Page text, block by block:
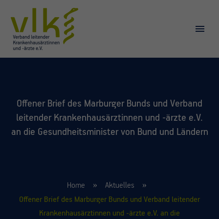
Offener Brief des Marburger Bunds und Verband
leitender Krankenhausärztinnen und -ärzte e.V.
an die Gesundheitsminister von Bund und Ländern
Home
Aktuelles
Offener Brief des Marburger Bunds und Verband leitender
Krankenhausärztinnen und -ärzte e.V. an die